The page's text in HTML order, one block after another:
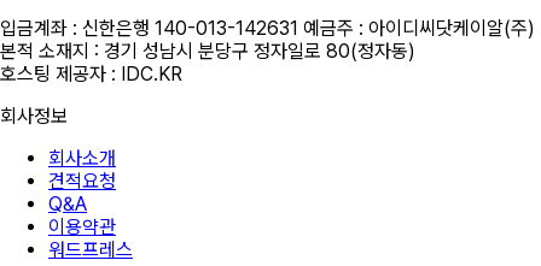
입금계좌 : 신한은행 140-013-142631 예금주 : 아이디씨닷케이알(주)
본적 소재지 : 경기 성남시 분당구 정자일로 80(정자동)
호스팅 제공자 : IDC.KR
회사정보
회사소개
견적요청
Q&A
이용약관
워드프레스